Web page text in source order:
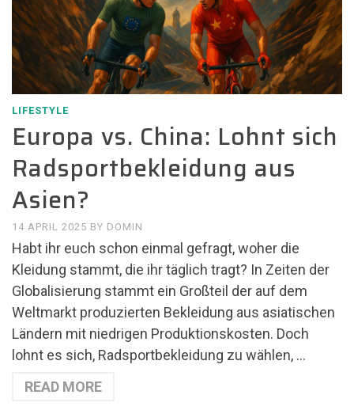
LIFESTYLE
Europa vs. China: Lohnt sich
Radsportbekleidung aus
Asien?
14 APRIL 2025 BY DOMIN
Habt ihr euch schon einmal gefragt, woher die
Kleidung stammt, die ihr täglich tragt? In Zeiten der
Globalisierung stammt ein Großteil der auf dem
Weltmarkt produzierten Bekleidung aus asiatischen
Ländern mit niedrigen Produktionskosten. Doch
lohnt es sich, Radsportbekleidung zu wählen, …
READ MORE